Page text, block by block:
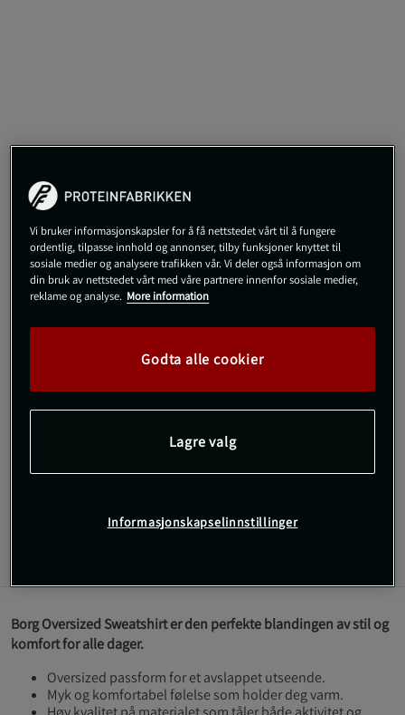
1.199 kr
SUtsolgt fra lager
Gi meg beskjed via e-post
Dette produktet er dessverre ikke i lager. Få beskjed når det
kommer på lager igen.
Borg Oversized Sweatshirt er den perfekte blandingen av stil og
komfort for alle dager.
Borg Oversized Sweatshirt er den perfekte blandingen av stil og
komfort for alle dager.
Oversized passform for et avslappet utseende.
Myk og komfortabel følelse som holder deg varm.
Vi bruker informasjonskapsler for å få nettstedet vårt til å fungere
ordentlig, tilpasse innhold og annonser, tilby funksjoner knyttet til
sosiale medier og analysere trafikken vår. Vi deler også informasjon om
din bruk av nettstedet vårt med våre partnere innenfor sosiale medier,
reklame og analyse. More information
Godta alle cookier
Lagre valg
Informasjonskapselinnstillinger